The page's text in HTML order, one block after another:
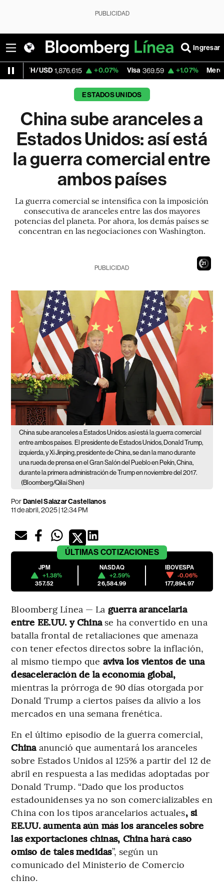
PUBLICIDAD
Ingresar
+0.07% Visa 369.59 +1.07% MercadoLibre
ESTADOS UNIDOS
China sube aranceles a
Estados Unidos: así está
la guerra comercial entre
ambos países
La guerra comercial se intensifica con la imposición
consecutiva de aranceles entre las dos mayores
potencias del planeta. Por ahora, los demás países se
concentran en las negociaciones con Washington.
20
PUBLICIDAD
China sube aranceles a Estados Unidos: así está la guerra comercial
entre ambos países. El presidente de Estados Unidos, Donald Trump,
izquierda, y Xi Jinping, presidente de China, se dan la mano durante
una rueda de prensa en el Gran Salón del Pueblo en Pekín, China,
durante la primera administración de Trump en noviembre del 2017.
(Bloomberg/Qilai Shen)
PorDaniel Salazar Castellanos
11 de abril, 2025 | 12:34 PM
ÚLTIMAS COTIZACIONES
JPM
+1.38%
357.52
NASDAQ
+2.59%
26,584.99
IBOVESPA
-0.06%
177,894.97
Bloomberg Línea — La guerra arancelaria
entre EE.UU. y Chinase ha convertido en una
batalla frontal de retaliaciones que amenaza
con tener efectos directos sobre la inflación,
al mismo tiempo que aviva los vientos de una
desaceleración de la economía global,
mientras la prórroga de 90 días otorgada por
Donald Trump a ciertos países da alivio a los
mercados en una semana frenética.
En el último episodio de la guerra comercial,
Chinaanunció que aumentará los aranceles
sobre Estados Unidos al 125% a partir del 12 de
abril en respuesta a las medidas adoptadas por
Donald Trump. “Dado que los productos
estadounidenses ya no son comercializables en
China con los tipos arancelarios actuales, si
EE.UU. aumenta aún más los aranceles sobre
las exportaciones chinas, China hará caso
omiso de tales medidas”, según un
comunicado del Ministerio de Comercio
chino.